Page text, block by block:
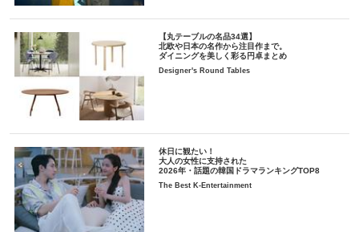
【丸テーブルの名品34選】
北欧や日本の名作から注目作まで。
ダイニングを美しく彩る円卓まとめ
Designer's Round Tables
休日に観たい！
大人の女性に支持された
2026年・話題の韓国ドラマランキングTOP8
The Best K-Entertainment